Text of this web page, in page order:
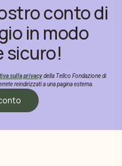
conto di
in modo
sicuro!
sulla privacy della Tellco Fondazione di
reindirizzati a una pagina esterna.